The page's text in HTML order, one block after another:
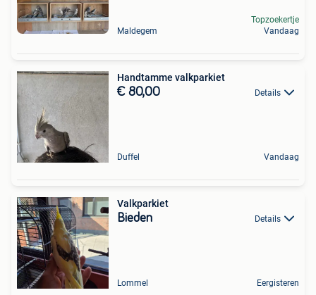
Maldegem
Topzoekertje
Vandaag
Handtamme valkparkiet
€ 80,00 Details
Duffel Vandaag
Valkparkiet
Bieden Details
Lommel Eergisteren